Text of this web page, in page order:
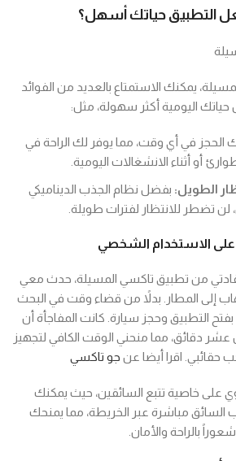
التطبيق حياتك أسهل؟
يمكنك الاستمتاع بالعديد من الفوائد
اليومية أكثر سهولة، مثل:
الحجز في أي وقت، مما يوفر لك الراحة في
أو أثناء الانشغالات اليومية.
الطويل: بفضل نظام الجذب الديناميكي
لن تضطر للانتظار لفترات طويلة.
على الاستخدام الشخصي
من تطبيق تاكسي المسيلة، حدث معي
إلى المطار. بدلاً من قضاء وقت في البحث
التطبيق وحجز سيارة. كانت المفاجأة أن
دقائق، مما منحني الوقت الكافي لتجهيز
اقرا أيضا عن جو تاكسي
على خاصية تتبع السائقين، حيث يمكنك
السائق مباشرة عبر الخريطة، مما يمنحك
شعوراً بالراحة والأمان.